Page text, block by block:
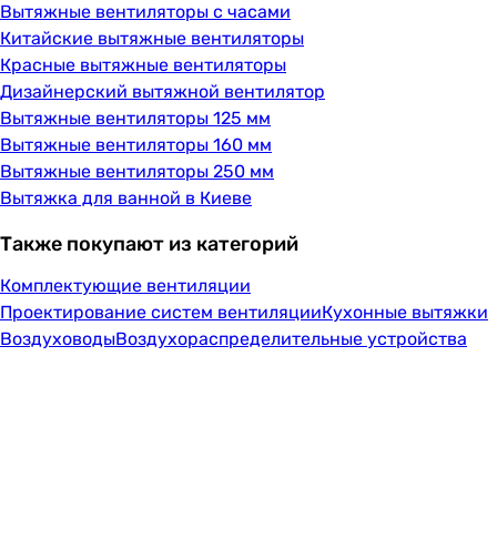
Вытяжные вентиляторы с часами
Китайские вытяжные вентиляторы
Красные вытяжные вентиляторы
Дизайнерский вытяжной вентилятор
Вытяжные вентиляторы 125 мм
Вытяжные вентиляторы 160 мм
Вытяжные вентиляторы 250 мм
Вытяжка для ванной в Киеве
Также покупают из категорий
Комплектующие вентиляции
Проектирование систем вентиляцииКухонные вытяжки
ВоздуховодыВоздухораспределительные устройства